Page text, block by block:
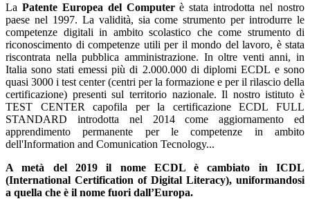
La Patente Europea del Computerè stata introdotta nel nostro
paese nel 1997. La validità, sia come strumento per introdurre le
competenze digitali in ambito scolastico che come strumento di
riconoscimento di competenze utili per il mondo del lavoro, è stata
riscontrata nella pubblica amministrazione. In oltre venti anni, in
Italia sono stati emessi più di 2.000.000 di diplomi ECDL e sono
quasi 3000 i test center (centri per la formazione e per il rilascio della
certificazione) presenti sul territorio nazionale. Il nostroistituto è
TEST CENTER capofila per la certificazione ECDL FULL
STANDARD introdotta nel 2014 come aggiornamento ed
apprendimento permanente per le competenze in ambito
dell'Information and Comunication Tecnology...
A metà del 2019 il nome ECDL è cambiato in ICDL
(International Certification of Digital Literacy), uniformandosi
a quella che è il nome fuori dall’Europa.